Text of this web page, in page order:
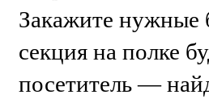
Закажите нужные
секция на полке
посетитель —